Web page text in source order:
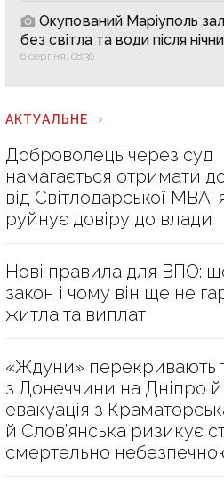
Окупований Маріуполь
без світла та води після
6 серпня, 08:36
АКТУАЛЬНЕ
Доброволець через суд
намагається отримати
від Світлодарської МВА:
руйнує довіру до влади
Нові правила для ВПО:
закон і чому він ще не
житла та виплат
«Ждуни» перекривають
з Донеччини на Дніпро й
евакуація з
й Слов’янська ризикує
смертельно